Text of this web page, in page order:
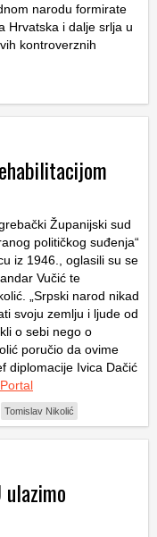
narodu formirate
Hrvatska i dalje srlja u
kontroverznih
Županijski sud
političkog suđenja“
iz 1946., oglasili su se
Vučić te
„Srpski narod nikad
svoju zemlju i ljude od
o sebi nego o
poručio da ovime
diplomacije Ivica Dačić
Tomislav Nikolić